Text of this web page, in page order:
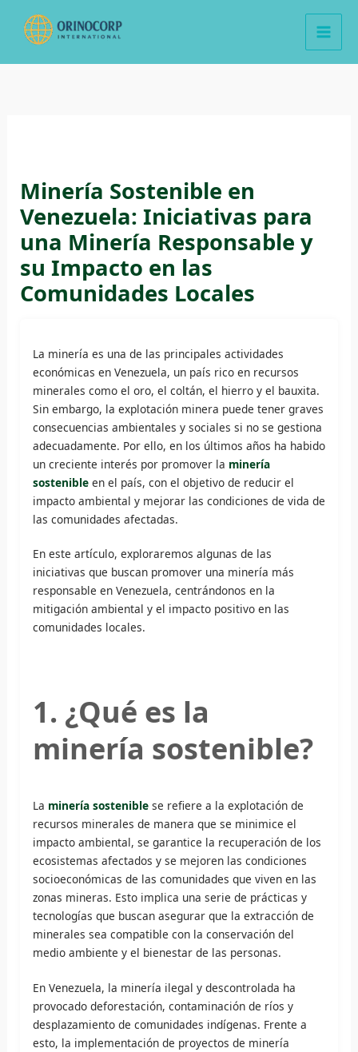
Minería Sostenible en
Venezuela: Iniciativas para
una Minería Responsable y
su Impacto en las
Comunidades Locales
La minería es una de las principales actividades
económicas en Venezuela, un país rico en recursos
minerales como el oro, el coltán, el hierro y el bauxita.
Sin embargo, la explotación minera puede tener graves
consecuencias ambientales y sociales si no se gestiona
adecuadamente. Por ello, en los últimos años ha habido
un creciente interés por promover la minería
sostenibleen el país, con el objetivo de reducir el
impacto ambiental y mejorar las condiciones de vida de
las comunidades afectadas.
En este artículo, exploraremos algunas de las
iniciativas que buscan promover una minería más
responsable en Venezuela, centrándonos en la
mitigación ambiental y el impacto positivo en las
comunidades locales.
1. ¿Qué es la
minería sostenible?
La minería sosteniblese refiere a la explotación de
recursos minerales de manera que se minimice el
impacto ambiental, se garantice la recuperación de los
ecosistemas afectados y se mejoren las condiciones
socioeconómicas de las comunidades que viven en las
zonas mineras. Esto implica una serie de prácticas y
tecnologías que buscan asegurar que la extracción de
minerales sea compatible con la conservación del
medio ambiente y el bienestar de las personas.
En Venezuela, la minería ilegal y descontrolada ha
provocado deforestación, contaminación de ríos y
desplazamiento de comunidades indígenas. Frente a
esto, la implementación de proyectos de minería